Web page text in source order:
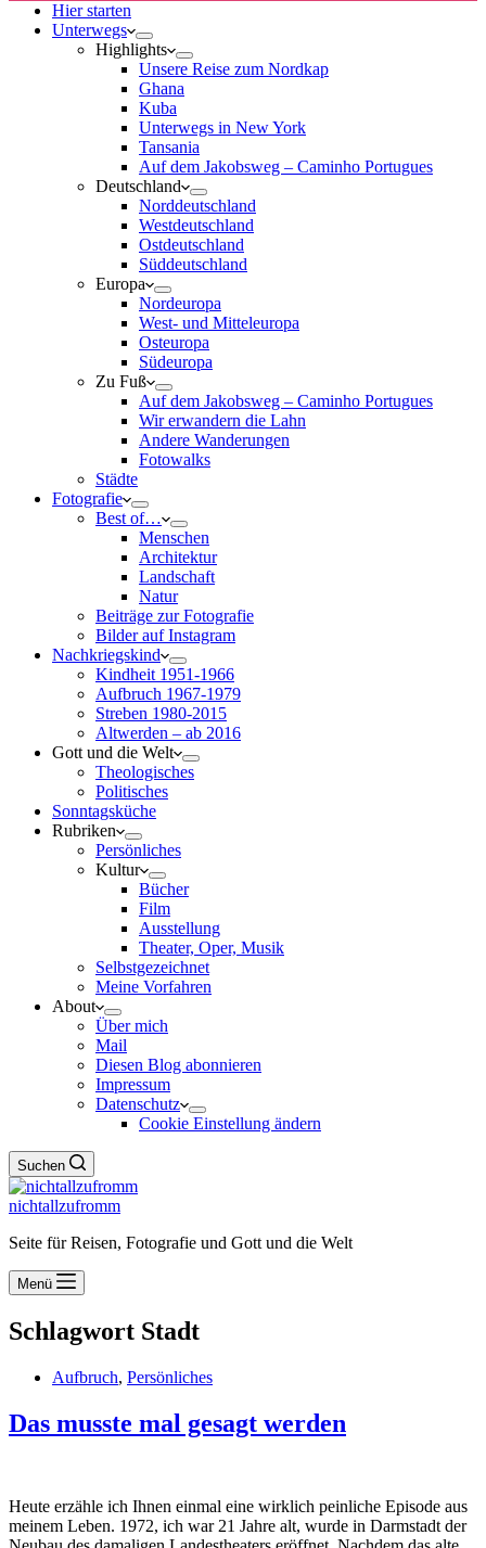
Hier starten
Unterwegs
Highlights
Unsere Reise zum Nordkap
Ghana
Kuba
Unterwegs in New York
Tansania
Auf dem Jakobsweg – Caminho Portugues
Deutschland
Norddeutschland
Westdeutschland
Ostdeutschland
Süddeutschland
Europa
Nordeuropa
West- und Mitteleuropa
Osteuropa
Südeuropa
Zu Fuß
Auf dem Jakobsweg – Caminho Portugues
Wir erwandern die Lahn
Andere Wanderungen
Fotowalks
Städte
Fotografie
Best of…
Menschen
Architektur
Landschaft
Natur
Beiträge zur Fotografie
Bilder auf Instagram
Nachkriegskind
Kindheit 1951-1966
Aufbruch 1967-1979
Streben 1980-2015
Altwerden – ab 2016
Gott und die Welt
Theologisches
Politisches
Sonntagsküche
Rubriken
Persönliches
Kultur
Bücher
Film
Ausstellung
Theater, Oper, Musik
Selbstgezeichnet
Meine Vorfahren
About
Über mich
Mail
Diesen Blog abonnieren
Impressum
Datenschutz
Cookie Einstellung ändern
Suchen
nichtallzufromm
Seite für Reisen, Fotografie und Gott und die Welt
Menü
Schlagwort Stadt
Aufbruch, Persönliches
Das musste mal gesagt werden
Heute erzähle ich Ihnen einmal eine wirklich peinliche Episode aus
meinem Leben. 1972, ich war 21 Jahre alt, wurde in Darmstadt der